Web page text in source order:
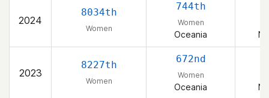
2024
8034th
Women
744th
Women
Oceania
2023
8227th
Women
672nd
Women
Oceania